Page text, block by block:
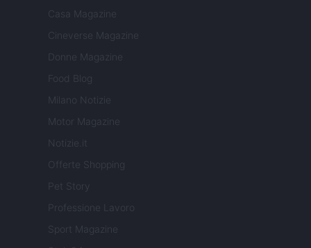
Casa Magazine
Cineverse Magazine
Donne Magazine
Food Blog
Milano Notizie
Motor Magazine
Notizie.it
Offerte Shopping
Pet Story
Professione Lavoro
Sport Magazine